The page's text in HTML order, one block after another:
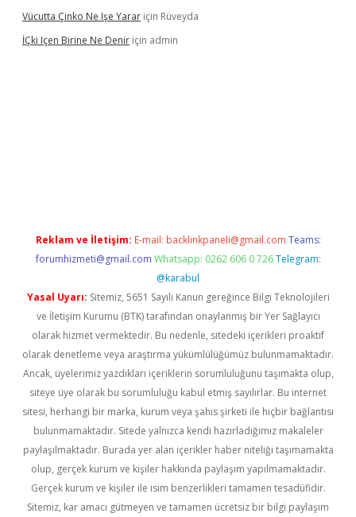
Vücutta Çinko Ne Işe Yarar için Rüveyda
İÇki Içen Birine Ne Denir için admin
Reklam ve İletişim: E-mail: backlinkpaneli@gmail.com Teams:
forumhizmeti@gmail.com Whatsapp: 0262 606 0 726 Telegram:
@karabul
Yasal Uyarı: Sitemiz, 5651 Sayılı Kanun gereğince Bilgi Teknolojileri
ve İletişim Kurumu (BTK) tarafından onaylanmış bir Yer Sağlayıcı
olarak hizmet vermektedir. Bu nedenle, sitedeki içerikleri proaktif
olarak denetleme veya araştırma yükümlülüğümüz bulunmamaktadır.
Ancak, üyelerimiz yazdıkları içeriklerin sorumluluğunu taşımakta olup,
siteye üye olarak bu sorumluluğu kabul etmiş sayılırlar. Bu internet
sitesi, herhangi bir marka, kurum veya şahıs şirketi ile hiçbir bağlantısı
bulunmamaktadır. Sitede yalnızca kendi hazırladığımız makaleler
paylaşılmaktadır. Burada yer alan içerikler haber niteliği taşımamakta
olup, gerçek kurum ve kişiler hakkında paylaşım yapılmamaktadır.
Gerçek kurum ve kişiler ile isim benzerlikleri tamamen tesadüfidir.
Sitemiz, kar amacı gütmeyen ve tamamen ücretsiz bir bilgi paylaşım